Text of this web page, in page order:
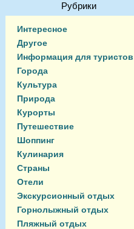
Рубрики
Интересное
Другое
Информация для туристов
Города
Культура
Природа
Курорты
Путешествие
Шоппинг
Кулинария
Страны
Отели
Экскурсионный отдых
Горнолыжный отдых
Пляжный отдых